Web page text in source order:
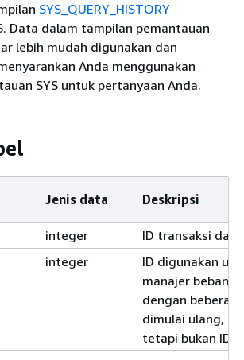
SYS_QUERY_HISTORY
Data dalam tampilan pemantauan
lebih mudah digunakan dan
Anda menggunakan
SYS untuk pertanyaan Anda.
Jenis data Deskripsi
integer
ID transaksi dari
integer
ID digunakan
manajer beban
dengan
dimulai ulang,
tetapi bukan ID